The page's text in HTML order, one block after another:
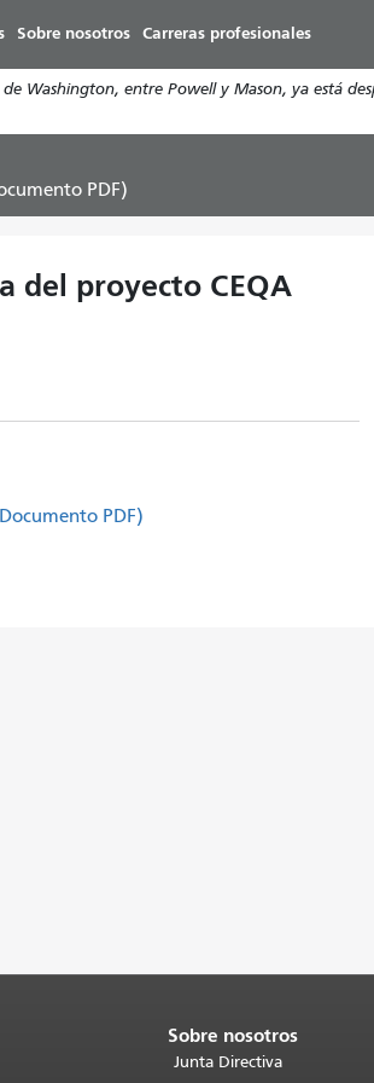
al
contenido
Sobre nosotros Carreras profesionales
Washington, entre Powell y Mason, ya está
PDF)
del proyecto CEQA
PDF)
Sobre nosotros
Junta Directiva